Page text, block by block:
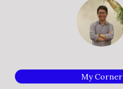
My Corner